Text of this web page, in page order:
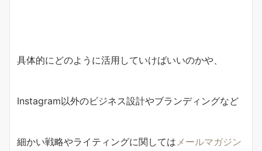
具体的にどのように活用していけばいいのかや、
Instagram以外のビジネス設計やブランディングなど
細かい戦略やライティングに関してはメールマガジン